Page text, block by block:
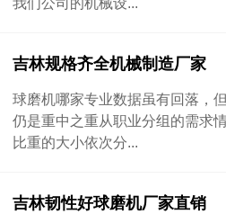
吉林规格齐全机械制造厂家
球磨机哪家专业数据虽有回落，
仍是重中之重从职业分组的需求
比重的大小依次分...
吉林韧性好球磨机厂家直销